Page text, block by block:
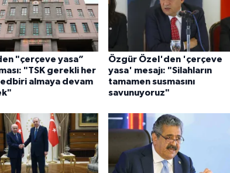
"çerçeve yasa”
"TSK gerekli her
almaya devam
Özgür Özel'den 'çerçeve
yasa' mesajı: "Silahların
tamamen susmasını
savunuyoruz"